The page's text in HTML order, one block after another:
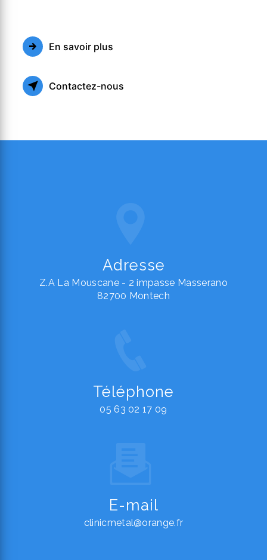
En savoir plus
Contactez-nous
Adresse
Z.A La Mouscane - 2 impasse Masserano
82700 Montech
Téléphone
05 63 02 17 09
E-mail
clinicmetal@orange.fr